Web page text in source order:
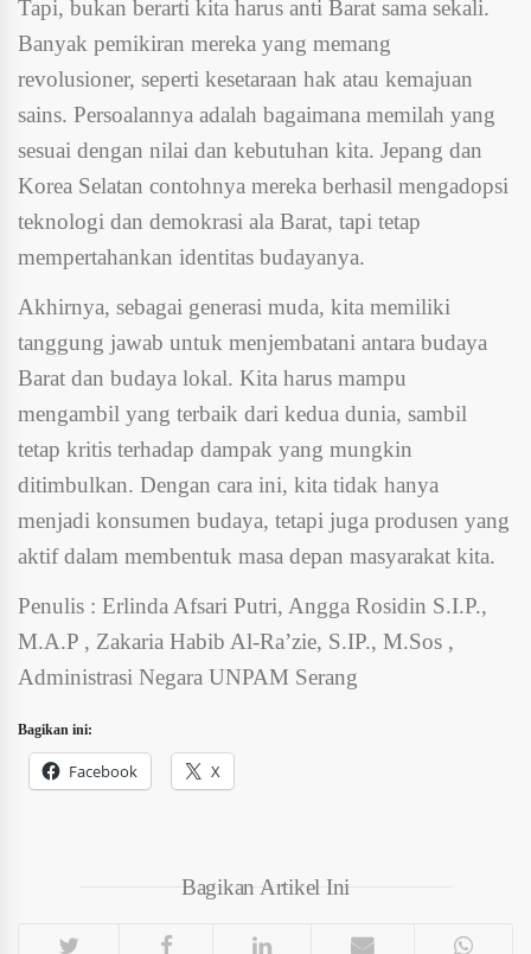
Tapi, bukan berarti kita harus anti Barat sama sekali.
Banyak pemikiran mereka yang memang
revolusioner, seperti kesetaraan hak atau kemajuan
sains. Persoalannya adalah bagaimana memilah yang
sesuai dengan nilai dan kebutuhan kita. Jepang dan
Korea Selatan contohnya mereka berhasil mengadopsi
teknologi dan demokrasi ala Barat, tapi tetap
mempertahankan identitas budayanya.
Akhirnya, sebagai generasi muda, kita memiliki
tanggung jawab untuk menjembatani antara budaya
Barat dan budaya lokal. Kita harus mampu
mengambil yang terbaik dari kedua dunia, sambil
tetap kritis terhadap dampak yang mungkin
ditimbulkan. Dengan cara ini, kita tidak hanya
menjadi konsumen budaya, tetapi juga produsen yang
aktif dalam membentuk masa depan masyarakat kita.
Penulis : Erlinda Afsari Putri, Angga Rosidin S.I.P.,
M.A.P , Zakaria Habib Al-Ra’zie, S.IP., M.Sos ,
Administrasi Negara UNPAM Serang
Bagikan ini:
Facebook X
Bagikan Artikel Ini